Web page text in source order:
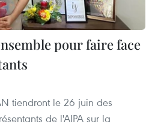
pour faire face
tiendront le 26 juin des
de l'AIPA sur la